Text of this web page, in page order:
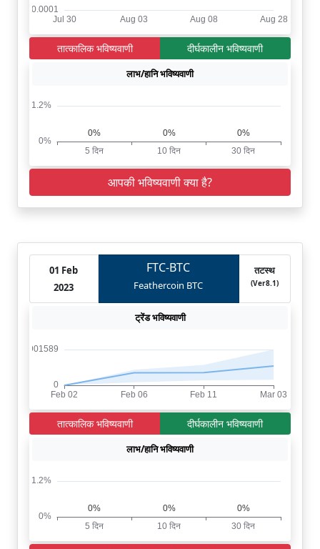
तात्कालिक भविष्यवाणी दीर्घकालीन भविष्यवाणी
लाभ/हानि भविष्यवाणी
आपकी भविष्यवाणी क्या है?
01 Feb
2023
FTC-BTC
Feathercoin BTC
तटस्थ
(Ver8.1)
ट्रेंड भविष्यवाणी
तात्कालिक भविष्यवाणी दीर्घकालीन भविष्यवाणी
लाभ/हानि भविष्यवाणी